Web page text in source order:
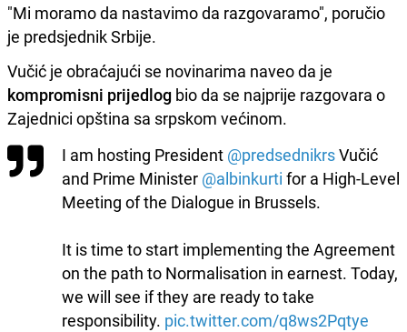
"Mi moramo da nastavimo da razgovaramo", poručio
je predsjednik Srbije.
Vučić je obraćajući se novinarima naveo da je
kompromisni prijedlog bio da se najprije razgovara o
Zajednici opština sa srpskom većinom.
I am hosting President @predsednikrsVučić
and Prime Minister @albinkurti for a High-Level
Meeting of the Dialogue in Brussels.
It is time to start implementing the Agreement
on the path to Normalisation in earnest. Today,
we will see if they are ready to take
responsibility. pic.twitter.com/q8ws2Pqtye